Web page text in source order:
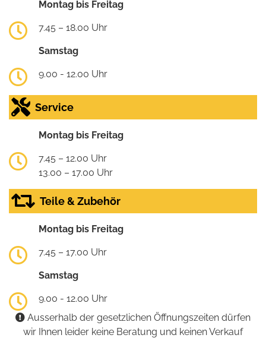
Montag bis Freitag
7.45 – 18.00 Uhr
Samstag
9.00 - 12.00 Uhr
Service
Montag bis Freitag
7.45 – 12.00 Uhr
13.00 – 17.00 Uhr
Teile & Zubehör
Montag bis Freitag
7.45 – 17.00 Uhr
Samstag
9.00 - 12.00 Uhr
Ausserhalb der gesetzlichen Öffnungszeiten dürfen
wir Ihnen leider keine Beratung und keinen Verkauf